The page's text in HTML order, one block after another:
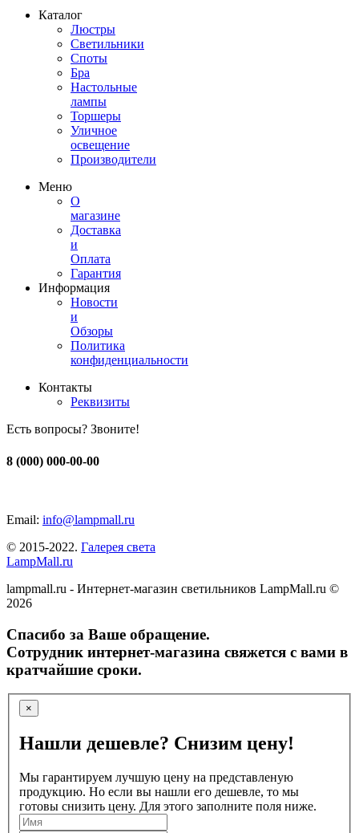
Каталог
Люстры
Светильники
Споты
Бра
Настольные
лампы
Торшеры
Уличное
освещение
Производители
Меню
О
магазине
Доставка
и
Оплата
Гарантия
Информация
Новости
и
Обзоры
Политика
конфиденциальности
Контакты
Реквизиты
Есть вопросы? Звоните!
8 (000) 000-00-00
Email: info@lampmall.ru
© 2015-2022. Галерея света
LampMall.ru
lampmall.ru - Интернет-магазин светильников LampMall.ru ©
2026
Спасибо за Ваше обращение.
Сотрудник интернет-магазина свяжется с вами в
кратчайшие сроки.
×
Нашли дешевле? Снизим цену!
Мы гарантируем лучшую цену на представленую
продукцию. Но если вы нашли его дешевле, то мы
готовы снизить цену. Для этого заполните поля ниже.